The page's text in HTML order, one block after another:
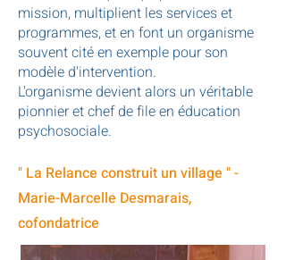
mission, multiplient les services et
programmes, et en font un organisme
souvent cité en exemple pour son
modèle d'intervention.
L'organisme devient alors un véritable
pionnier et chef de file en éducation
psychosociale.
" La Relance construit un village " -
Marie-Marcelle Desmarais,
cofondatrice